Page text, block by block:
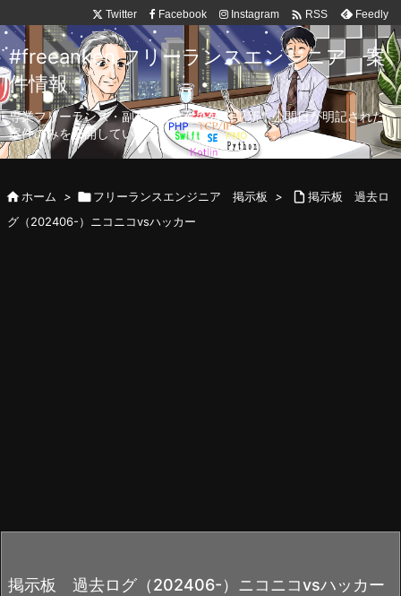
Twitter Facebook Instagram  RSS Feedly
#freeanken フリーランスエンジニア 案
件情報
専業フリーランス・副業向け案件を毎日更新！公開日が明記された
案件のみを公開しています。
ホーム > フリーランスエンジニア 掲示板 >  掲示板 過去ロ
グ（202406-）ニコニコvsハッカー
掲示板 過去ログ（202406-）ニコニコvsハッカー